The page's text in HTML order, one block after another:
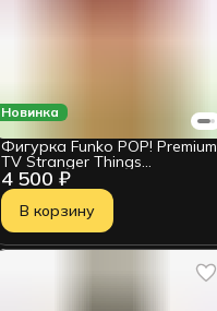
Новинка
4 500 ₽
Фигурка Funko POP! Premium
TV Stranger Things
Demogorgon (On Fire) (Exc)
(1831) 88400
В корзину